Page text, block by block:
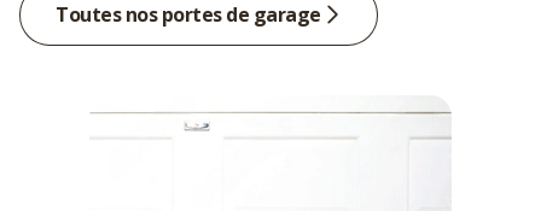
Toutes nos portes de garage